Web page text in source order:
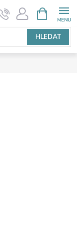
HLEDAT
NÁKUPNÍ
KOŠÍK